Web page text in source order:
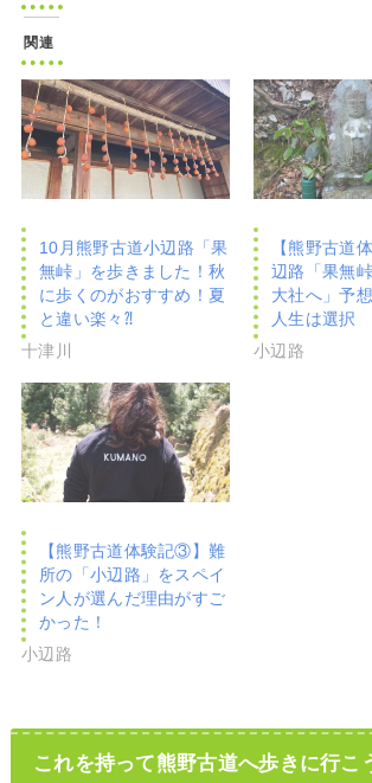
関連
10月熊野古道小辺路「果
無峠」を歩きました！秋
に歩くのがおすすめ！夏
と違い楽々⁈
十津川
【熊野古道
辺路「果無
大社へ」予
人生は選択
小辺路
【熊野古道体験記③】難
所の「小辺路」をスペイ
ン人が選んだ理由がすご
かった！
小辺路
これを持って熊野古道へ歩きに行こ